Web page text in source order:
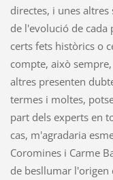
directes, i unes
de l'evolució de cada
certs fets històrics o
compte, això
altres presenten
termes i moltes,
part dels experts en
cas, m'agradaria
Coromines i Carme
de besllumar l'origen